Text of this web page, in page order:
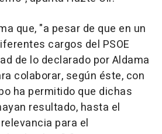
que, "a pesar de que en un
cargos del PSOE
de lo declarado por Aldama
colaborar, según éste, con
ha permitido que dichas
resultado, hasta el
para el